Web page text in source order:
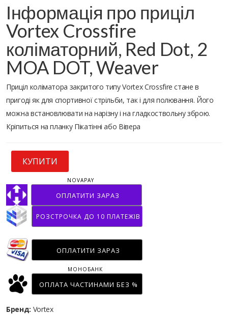
Інформація про приціл
Vortex Crossfire
коліматорний, Red Dot, 2
MOA DOT, Weaver
Приціл коліматора закритого типу Vortex Crossfire стане в
пригоді як для спортивної стрільби, так і для полювання. Його
можна встановлювати на нарізну і на гладкоствольну зброю.
Кріпиться на планку Пікатінні або Вівера
КУПИТИ
ОПЛАТИТИ ЗАРАЗ
NOVAPAY
РОЗСТРОЧКА ДО 10 ПЛАТЕЖІВ
ОПЛАТИТИ ЗАРАЗ
ОПЛАТА ЧАСТИНАМИ БЕЗ %
МОНОБАНК
Бренд: Vortex